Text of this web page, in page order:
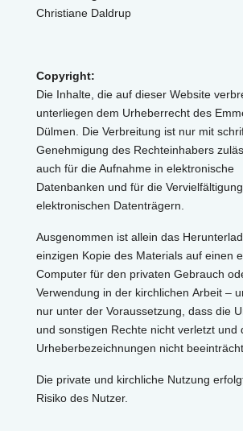
Christiane Daldrup
Copyright:
Die Inhalte, die auf dieser Website
unterliegen dem Urheberrecht des
Dülmen. Die Verbreitung ist nur mit
Genehmigung des Rechteinhabers
auch für die Aufnahme in elektronische
Datenbanken und für die
elektronischen Datenträgern.
Ausgenommen ist allein das
einzigen Kopie des Materials auf einen
Computer für den privaten Gebrauch
Verwendung in der kirchlichen Arbeit –
nur unter der Voraussetzung, dass die
und sonstigen Rechte nicht verletzt und
Urheberbezeichnungen nicht
Die private und kirchliche Nutzung
Risiko des Nutzer.